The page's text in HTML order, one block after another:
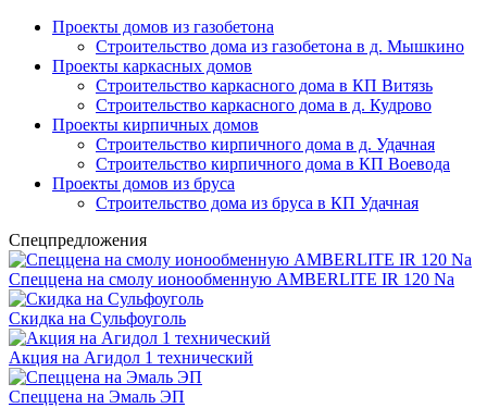
Проекты домов из газобетона
Строительство дома из газобетона в д. Мышкино
Проекты каркасных домов
Строительство каркасного дома в КП Витязь
Строительство каркасного дома в д. Кудрово
Проекты кирпичных домов
Строительство кирпичного дома в д. Удачная
Строительство кирпичного дома в КП Воевода
Проекты домов из бруса
Строительство дома из бруса в КП Удачная
Спецпредложения
Спеццена на смолу ионообменную AMBERLITE IR 120 Na
Скидка на Сульфоуголь
Акция на Агидол 1 технический
Спеццена на Эмаль ЭП